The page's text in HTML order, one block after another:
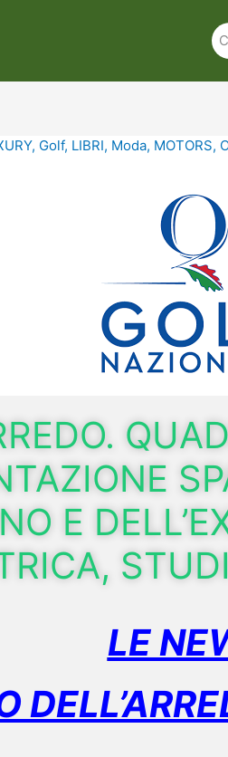
, Golf, LIBRI, Moda, MOTORS,
E
LE